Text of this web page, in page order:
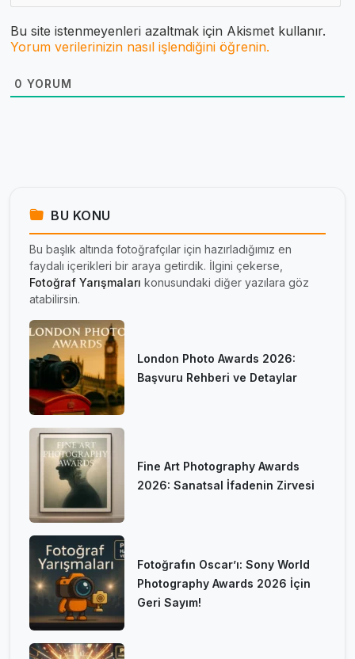
Bu site istenmeyenleri azaltmak için Akismet kullanır.
Yorum verilerinizin nasıl işlendiğini öğrenin.
0 YORUM
BU KONU
Bu başlık altında fotoğrafçılar için hazırladığımız en
faydalı içerikleri bir araya getirdik. İlgini çekerse,
Fotoğraf Yarışmaları konusundaki diğer yazılara göz
atabilirsin.
London Photo Awards 2026:
Başvuru Rehberi ve Detaylar
Fine Art Photography Awards
2026: Sanatsal İfadenin Zirvesi
Fotoğrafın Oscar’ı: Sony World
Photography Awards 2026 İçin
Geri Sayım!